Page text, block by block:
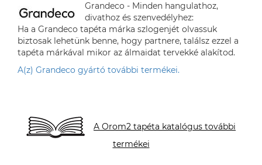
Grandeco - Minden hangulathoz,
divathoz és szenvedélyhez:
Ha a Grandeco tapéta márka szlogenjét olvassuk
biztosak lehetünk benne, hogy partnere, találsz ezzel a
tapéta márkával mikor az álmaidat tervekké alakítod.
A(z) Grandeco gyártó további termékei.
A Orom2 tapéta katalógus további
termékei